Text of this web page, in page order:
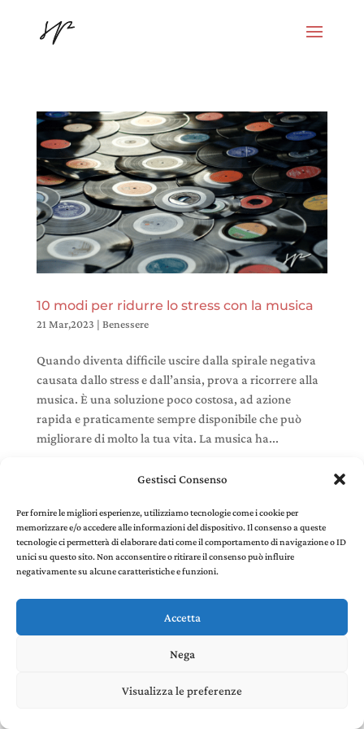
Gestisci Consenso
Per fornire le migliori esperienze, utilizziamo tecnologie come i cookie per
memorizzare e/o accedere alle informazioni del dispositivo. Il consenso a queste
tecnologie ci permetterà di elaborare dati come il comportamento di navigazione o ID
unici su questo sito. Non acconsentire o ritirare il consenso può influire
negativamente su alcune caratteristiche e funzioni.
Accetta
Nega
Visualizza le preferenze
10 modi per ridurre lo stress con la musica
21 Mar,2023 | Benessere
Quando diventa difficile uscire dalla spirale negativa
causata dallo stress e dall’ansia, prova a ricorrere alla
musica. È una soluzione poco costosa, ad azione
rapida e praticamente sempre disponibile che può
migliorare di molto la tua vita. La musica ha...
Stefania Panelli © 2022 - P. IVA 02385410507 |Privacy
and Cookie Policycreated by Environments di
Riccardo Panelli